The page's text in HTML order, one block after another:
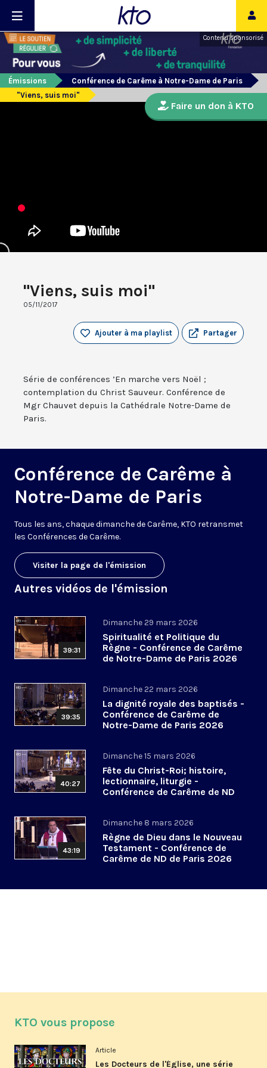
Contenu sponsorisé
Émissions
Conférence de Carême à Notre-Dame de Paris
"Viens, suis moi"
"Viens, suis moi"
05/11/2017
Partager
Ajouter à ma playlist
Série de conférences ’En marche vers Noël ;
contemplation du Christ Sauveur. Conférence de
Mgr Chauvet depuis la Cathédrale Notre-Dame de
Paris.
Conférence de Carême à
Notre-Dame de Paris
Tous les ans, chaque dimanche de Carême, KTO retransmet
les Conférences de Carême.
Visiter la page de l'émission
Autres vidéos de l'émission
39:31
Dimanche 29 mars 2026
Spiritualité et Politique du
Règne - Conférence de Carême
de Notre-Dame de Paris 2026
39:35
Dimanche 22 mars 2026
La dignité royale des baptisés -
Conférence de Carême de
Notre-Dame de Paris 2026
40:27
Dimanche 15 mars 2026
Fête du Christ-Roi; histoire,
lectionnaire, liturgie -
Conférence de Carême de ND
43:19
Dimanche 8 mars 2026
Règne de Dieu dans le Nouveau
Testament - Conférence de
Carême de ND de Paris 2026
Faire un don à KTO
KTO vous propose
Article
Les Docteurs de l'Église, une série